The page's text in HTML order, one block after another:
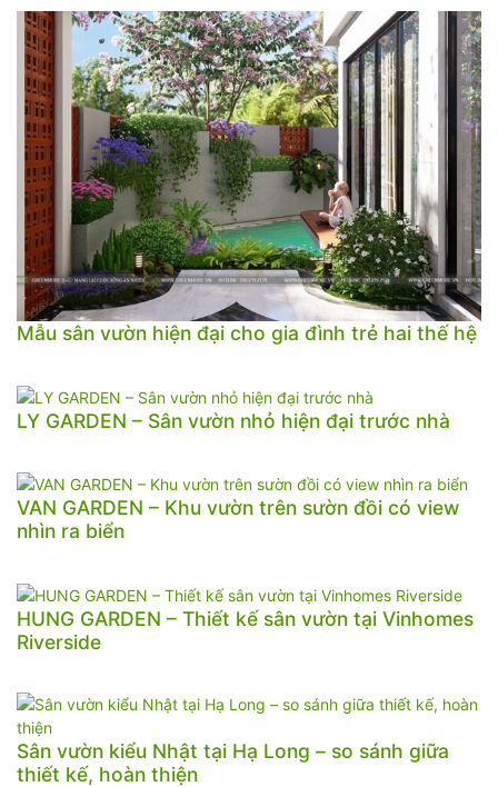
Mẫu sân vườn hiện đại cho gia đình trẻ hai thế hệ
LY GARDEN – Sân vườn nhỏ hiện đại trước nhà
VAN GARDEN – Khu vườn trên sườn đồi có view
nhìn ra biển
HUNG GARDEN – Thiết kế sân vườn tại Vinhomes
Riverside
Sân vườn kiểu Nhật tại Hạ Long – so sánh giữa
thiết kế, hoàn thiện